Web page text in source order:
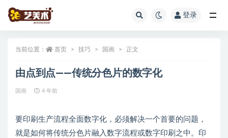
登录
当前位置： 首页 技巧 国画 正文
由点到点——传统分色片的数字化
国画 4 年前
要印刷生产流程全面数字化，必须解决一个首要的问题，
就是如何将传统分色片融入数字流程或数字印刷之中。印